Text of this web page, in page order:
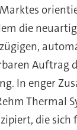
die
Auftrag
In enger
Thermal
die sich